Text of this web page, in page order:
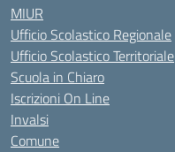
MIUR
Ufficio Scolastico Regionale
Ufficio Scolastico Territoriale
Scuola in Chiaro
Iscrizioni On Line
Invalsi
Comune